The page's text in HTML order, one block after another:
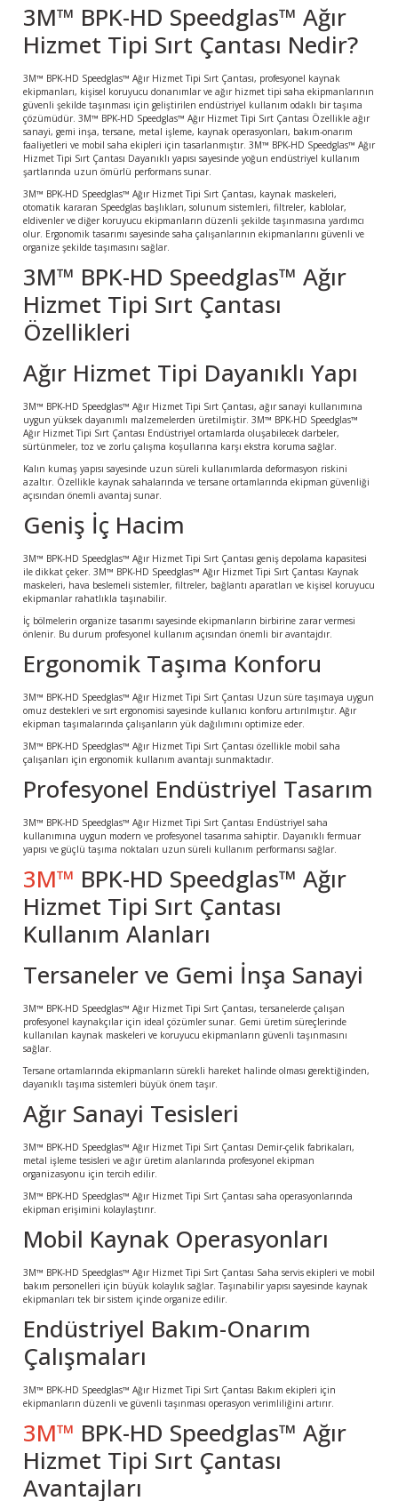
3M™ BPK-HD Speedglas™ Ağır
Hizmet Tipi Sırt Çantası Nedir?
3M™ BPK-HD Speedglas™ Ağır Hizmet Tipi Sırt Çantası, profesyonel kaynak
ekipmanları, kişisel koruyucu donanımlar ve ağır hizmet tipi saha ekipmanlarının
güvenli şekilde taşınması için geliştirilen endüstriyel kullanım odaklı bir taşıma
çözümüdür. 3M™ BPK-HD Speedglas™ Ağır Hizmet Tipi Sırt Çantası Özellikle ağır
sanayi, gemi inşa, tersane, metal işleme, kaynak operasyonları, bakım-onarım
faaliyetleri ve mobil saha ekipleri için tasarlanmıştır. 3M™ BPK-HD Speedglas™ Ağır
Hizmet Tipi Sırt Çantası Dayanıklı yapısı sayesinde yoğun endüstriyel kullanım
şartlarında uzun ömürlü performans sunar.
3M™ BPK-HD Speedglas™ Ağır Hizmet Tipi Sırt Çantası, kaynak maskeleri,
otomatik kararan Speedglas başlıkları, solunum sistemleri, filtreler, kablolar,
eldivenler ve diğer koruyucu ekipmanların düzenli şekilde taşınmasına yardımcı
olur. Ergonomik tasarımı sayesinde saha çalışanlarının ekipmanlarını güvenli ve
organize şekilde taşımasını sağlar.
3M™ BPK-HD Speedglas™ Ağır
Hizmet Tipi Sırt Çantası
Özellikleri
Ağır Hizmet Tipi Dayanıklı Yapı
3M™ BPK-HD Speedglas™ Ağır Hizmet Tipi Sırt Çantası, ağır sanayi kullanımına
uygun yüksek dayanımlı malzemelerden üretilmiştir. 3M™ BPK-HD Speedglas™
Ağır Hizmet Tipi Sırt Çantası Endüstriyel ortamlarda oluşabilecek darbeler,
sürtünmeler, toz ve zorlu çalışma koşullarına karşı ekstra koruma sağlar.
Kalın kumaş yapısı sayesinde uzun süreli kullanımlarda deformasyon riskini
azaltır. Özellikle kaynak sahalarında ve tersane ortamlarında ekipman güvenliği
açısından önemli avantaj sunar.
Geniş İç Hacim
3M™ BPK-HD Speedglas™ Ağır Hizmet Tipi Sırt Çantası geniş depolama kapasitesi
ile dikkat çeker. 3M™ BPK-HD Speedglas™ Ağır Hizmet Tipi Sırt Çantası Kaynak
maskeleri, hava beslemeli sistemler, filtreler, bağlantı aparatları ve kişisel koruyucu
ekipmanlar rahatlıkla taşınabilir.
İç bölmelerin organize tasarımı sayesinde ekipmanların birbirine zarar vermesi
önlenir. Bu durum profesyonel kullanım açısından önemli bir avantajdır.
Ergonomik Taşıma Konforu
3M™ BPK-HD Speedglas™ Ağır Hizmet Tipi Sırt Çantası Uzun süre taşımaya uygun
omuz destekleri ve sırt ergonomisi sayesinde kullanıcı konforu artırılmıştır. Ağır
ekipman taşımalarında çalışanların yük dağılımını optimize eder.
3M™ BPK-HD Speedglas™ Ağır Hizmet Tipi Sırt Çantası özellikle mobil saha
çalışanları için ergonomik kullanım avantajı sunmaktadır.
Profesyonel Endüstriyel Tasarım
3M™ BPK-HD Speedglas™ Ağır Hizmet Tipi Sırt Çantası Endüstriyel saha
kullanımına uygun modern ve profesyonel tasarıma sahiptir. Dayanıklı fermuar
yapısı ve güçlü taşıma noktaları uzun süreli kullanım performansı sağlar.
3M™ BPK-HD Speedglas™ Ağır
Hizmet Tipi Sırt Çantası
Kullanım Alanları
Tersaneler ve Gemi İnşa Sanayi
3M™ BPK-HD Speedglas™ Ağır Hizmet Tipi Sırt Çantası, tersanelerde çalışan
profesyonel kaynakçılar için ideal çözümler sunar. Gemi üretim süreçlerinde
kullanılan kaynak maskeleri ve koruyucu ekipmanların güvenli taşınmasını
sağlar.
Tersane ortamlarında ekipmanların sürekli hareket halinde olması gerektiğinden,
dayanıklı taşıma sistemleri büyük önem taşır.
Ağır Sanayi Tesisleri
3M™ BPK-HD Speedglas™ Ağır Hizmet Tipi Sırt Çantası Demir-çelik fabrikaları,
metal işleme tesisleri ve ağır üretim alanlarında profesyonel ekipman
organizasyonu için tercih edilir.
3M™ BPK-HD Speedglas™ Ağır Hizmet Tipi Sırt Çantası saha operasyonlarında
ekipman erişimini kolaylaştırır.
Mobil Kaynak Operasyonları
3M™ BPK-HD Speedglas™ Ağır Hizmet Tipi Sırt Çantası Saha servis ekipleri ve mobil
bakım personelleri için büyük kolaylık sağlar. Taşınabilir yapısı sayesinde kaynak
ekipmanları tek bir sistem içinde organize edilir.
Endüstriyel Bakım-Onarım
Çalışmaları
3M™ BPK-HD Speedglas™ Ağır Hizmet Tipi Sırt Çantası Bakım ekipleri için
ekipmanların düzenli ve güvenli taşınması operasyon verimliliğini artırır.
3M™ BPK-HD Speedglas™ Ağır
Hizmet Tipi Sırt Çantası
Avantajları